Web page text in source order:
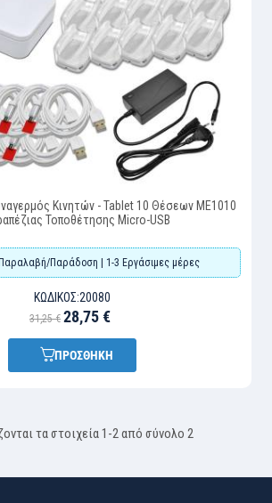
Κινητών - Tablet 10 Θέσεων ME1010
Τοποθέτησης Micro-USB
Παράδοση | 1-3 Εργάσιμες μέρες
ΚΩΔΙΚΌΣ:20080
31,25 € 28,75 €
ΠΡΟΣΘΗΚΗ
τα στοιχεία 1-2 από σύνολο 2